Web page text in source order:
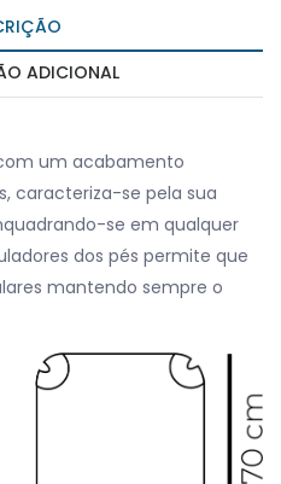
ADICIONAL
um acabamento
caracteriza-se pela sua
se em qualquer
dos pés permite que
mantendo sempre o